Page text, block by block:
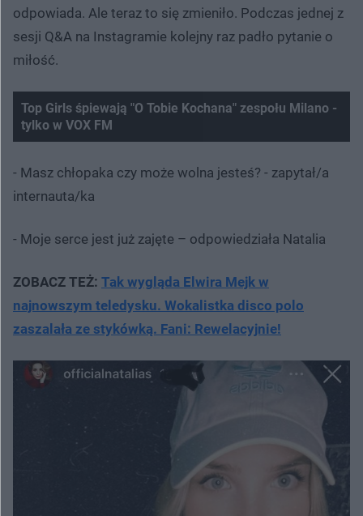
odpowiada. Ale teraz to się zmieniło. Podczas jednej z
sesji Q&A na Instagramie kolejny raz padło pytanie o
miłość.
Top Girls śpiewają "O Tobie Kochana" zespołu Milano -
tylko w VOX FM
- Masz chłopaka czy może wolna jesteś? - zapytał/a
internauta/ka
- Moje serce jest już zajęte – odpowiedziała Natalia
ZOBACZ TEŻ: Tak wygląda Elwira Mejk w
najnowszym teledysku. Wokalistka disco polo
zaszalała ze stykówką. Fani: Rewelacyjnie!